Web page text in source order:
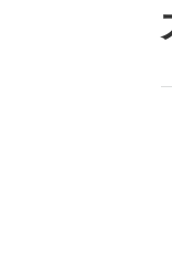
中部電